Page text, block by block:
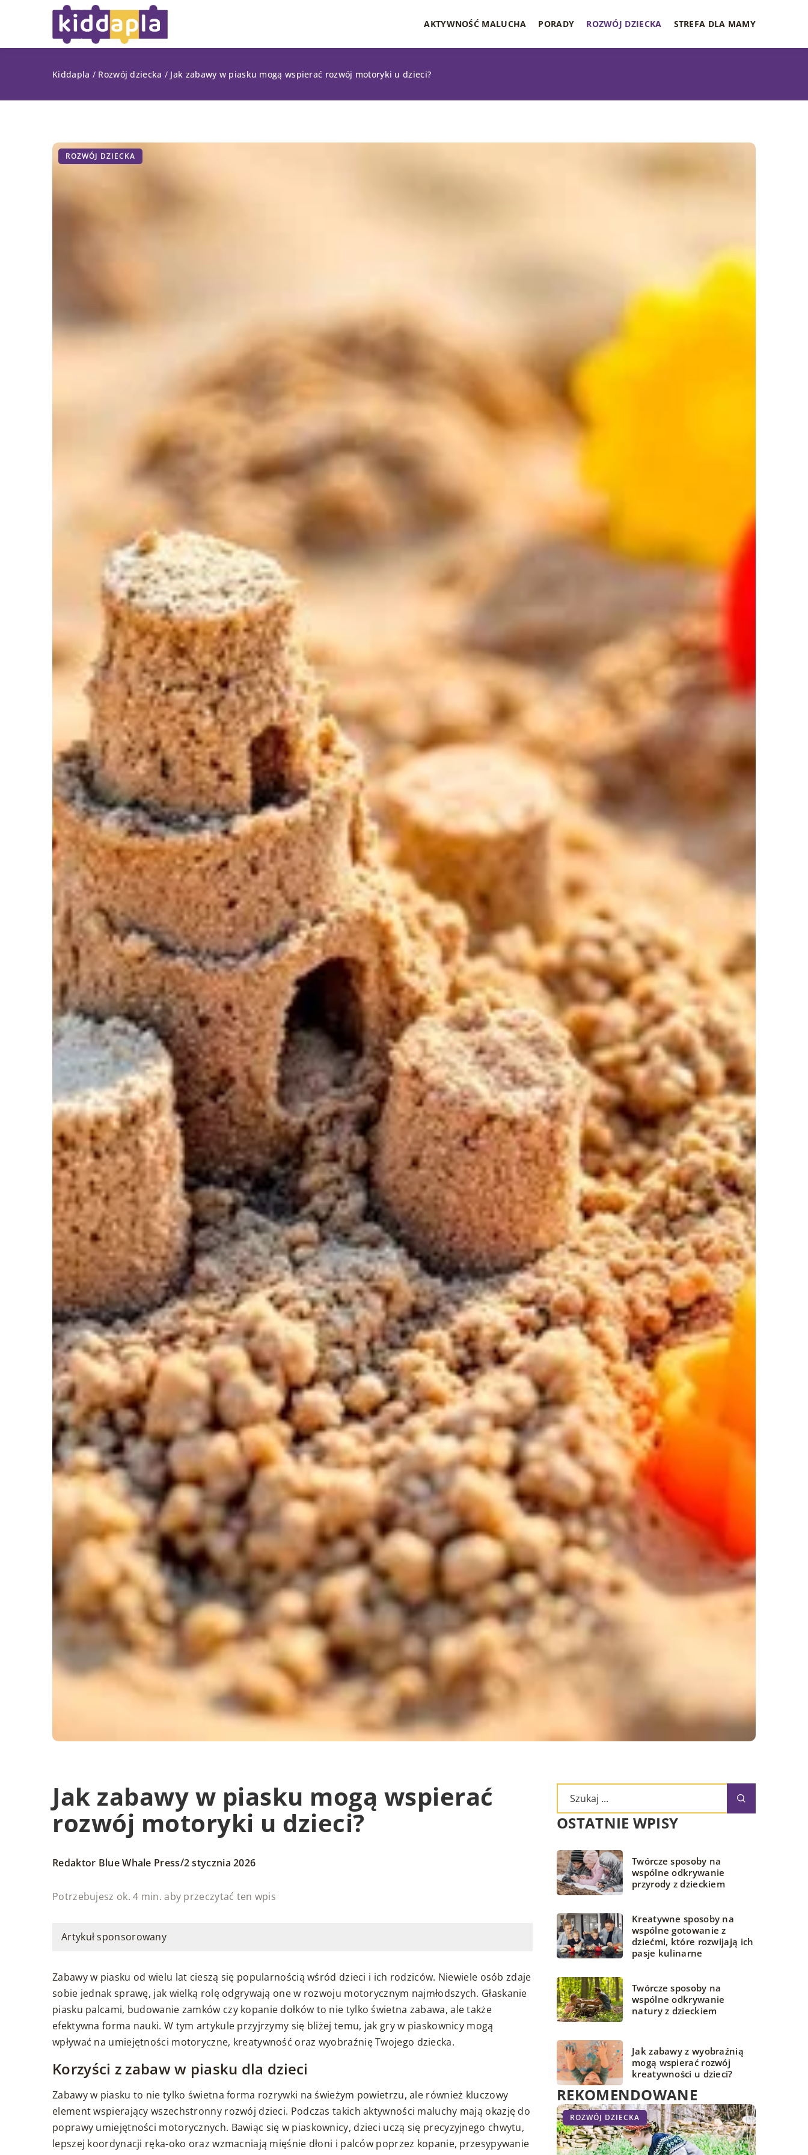
AKTYWNOŚĆ MALUCHA PORADY ROZWÓJ DZIECKA STREFA DLA MAMY
Kiddapla / Rozwój dziecka / Jak zabawy w piasku mogą wspierać rozwój motoryki u dzieci?
ROZWÓJ DZIECKA
Jak zabawy w piasku mogą wspierać
rozwój motoryki u dzieci?
Redaktor Blue Whale Press/2 stycznia 2026
Potrzebujesz ok. 4 min. aby przeczytać ten wpis
Artykuł sponsorowany
Zabawy w piasku od wielu lat cieszą się popularnością wśród dzieci i ich rodziców. Niewiele osób zdaje
sobie jednak sprawę, jak wielką rolę odgrywają one w rozwoju motorycznym najmłodszych. Głaskanie
piasku palcami, budowanie zamków czy kopanie dołków to nie tylko świetna zabawa, ale także
efektywna forma nauki. W tym artykule przyjrzymy się bliżej temu, jak gry w piaskownicy mogą
wpływać na umiejętności motoryczne, kreatywność oraz wyobraźnię Twojego dziecka.
Korzyści z zabaw w piasku dla dzieci
Zabawy w piasku to nie tylko świetna forma rozrywki na świeżym powietrzu, ale również kluczowy
element wspierający wszechstronny rozwój dzieci. Podczas takich aktywności maluchy mają okazję do
poprawy umiejętności motorycznych. Bawiąc się w piaskownicy, dzieci uczą się precyzyjnego chwytu,
lepszej koordynacji ręka-oko oraz wzmacniają mięśnie dłoni i palców poprzez kopanie, przesypywanie
OSTATNIE WPISY
Twórcze sposoby na
wspólne odkrywanie
przyrody z dzieckiem
Kreatywne sposoby na
wspólne gotowanie z
dziećmi, które rozwijają ich
pasje kulinarne
Twórcze sposoby na
wspólne odkrywanie
natury z dzieckiem
Jak zabawy z wyobraźnią
mogą wspierać rozwój
kreatywności u dzieci?
REKOMENDOWANE
AKTYWNOŚĆ MALUCHA
ROZWÓJ DZIECKA
STREFA DLA MAMY